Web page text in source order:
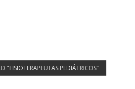
"FISIOTERAPEUTAS PEDIÁTRICOS"